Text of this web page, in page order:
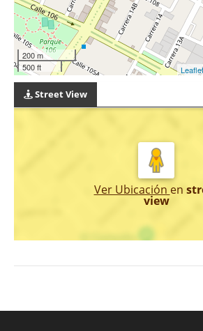
200 m
500 ft
Leaflet
Street View
Ver Ubicación en
view